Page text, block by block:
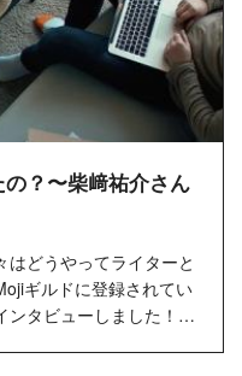
？〜柴﨑祐介さん
どうやってライターと
ギルドに登録されてい
ンタビューしました！…